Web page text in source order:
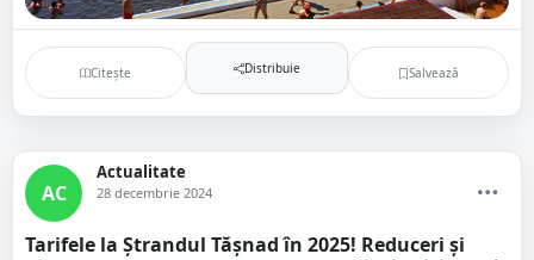
Citește Distribuie Salvează
AC
Actualitate
28 decembrie 2024
Tarifele la Ștrandul Tășnad în 2025! Reduceri și